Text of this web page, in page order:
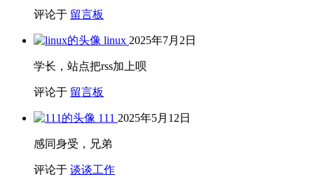
评论于 留言板
linux 2025年7月2日
学长，站点把rss加上呗
评论于 留言板
111 2025年5月12日
感同身受，兄弟
评论于 谈谈工作